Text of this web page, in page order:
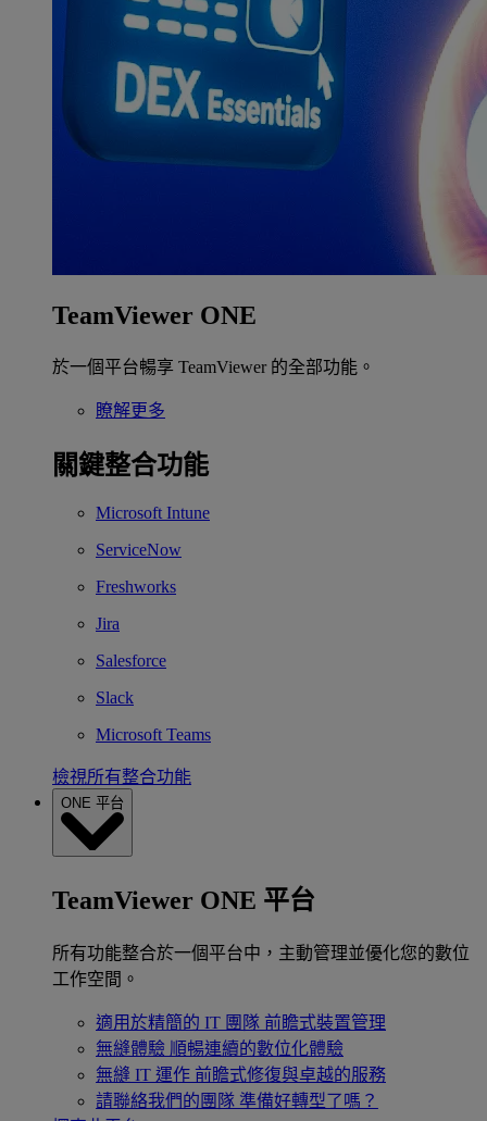
TeamViewer ONE
於一個平台暢享 TeamViewer 的全部功能。
瞭解更多
關鍵整合功能
Microsoft Intune
ServiceNow
Freshworks
Jira
Salesforce
Slack
Microsoft Teams
檢視所有整合功能
ONE 平台
TeamViewer ONE 平台
所有功能整合於一個平台中，主動管理並優化您的數位
工作空間。
適用於精簡的 IT 團隊 前瞻式裝置管理
無縫體驗 順暢連續的數位化體驗
無縫 IT 運作 前瞻式修復與卓越的服務
請聯絡我們的團隊 準備好轉型了嗎？